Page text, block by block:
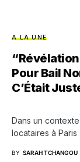
A LA UNE
Pour Bail
C’Était
Dans un
locataires à
BY SARAH TCHANGOU